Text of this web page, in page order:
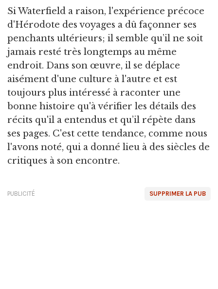
Si Waterfield a raison, l'expérience précoce
d'Hérodote des voyages a dû façonner ses
penchants ultérieurs; il semble qu’il ne soit
jamais resté très longtemps au même
endroit. Dans son œuvre, il se déplace
aisément d'une culture à l'autre et est
toujours plus intéressé à raconter une
bonne histoire qu'à vérifier les détails des
récits qu'il a entendus et qu’il répète dans
ses pages. C'est cette tendance, comme nous
l'avons noté, qui a donné lieu à des siècles de
critiques à son encontre.
SUPPRIMER LA PUB
PUBLICITÉ